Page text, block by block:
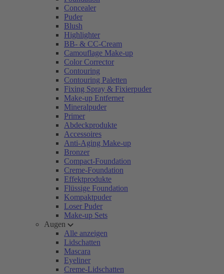
Concealer
Puder
Blush
Highlighter
BB- & CC-Cream
Camouflage Make-up
Color Corrector
Contouring
Contouring Paletten
Fixing Spray & Fixierpuder
Make-up Entferner
Mineralpuder
Primer
Abdeckprodukte
Accessoires
Anti-Aging Make-up
Bronzer
Compact-Foundation
Creme-Foundation
Effektprodukte
Flüssige Foundation
Kompaktpuder
Loser Puder
Make-up Sets
Augen
Alle anzeigen
Lidschatten
Mascara
Eyeliner
Creme-Lidschatten